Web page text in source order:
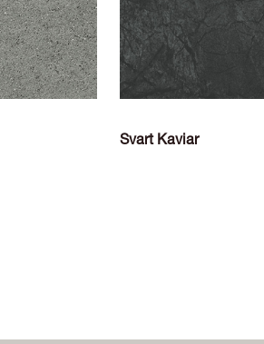
Svart Kaviar